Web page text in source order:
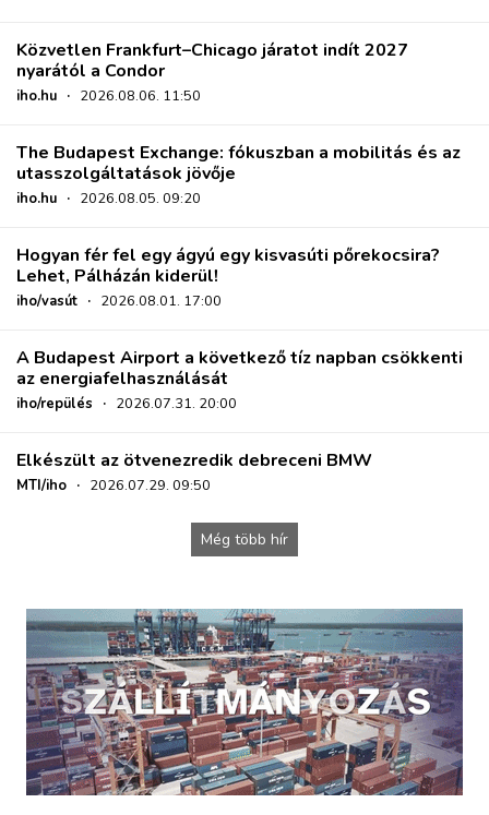
Közvetlen Frankfurt–Chicago járatot indít 2027
nyarától a Condor
iho.hu · 2026.08.06. 11:50
The Budapest Exchange: fókuszban a mobilitás és az
utasszolgáltatások jövője
iho.hu · 2026.08.05. 09:20
Hogyan fér fel egy ágyú egy kisvasúti pőrekocsira?
Lehet, Pálházán kiderül!
iho/vasút · 2026.08.01. 17:00
A Budapest Airport a következő tíz napban csökkenti
az energiafelhasználását
iho/repülés · 2026.07.31. 20:00
Elkészült az ötvenezredik debreceni BMW
MTI/iho · 2026.07.29. 09:50
Még több hír